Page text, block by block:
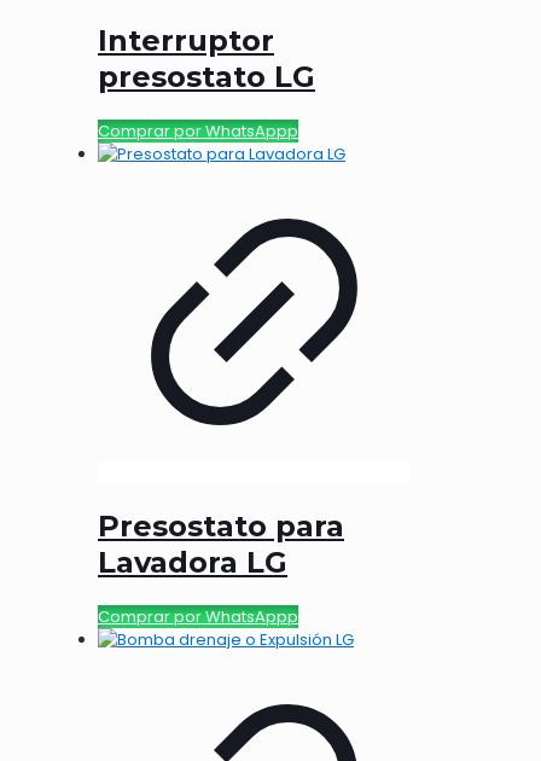
Interruptor
presostato LG
Comprar por WhatsAppp
Presostato para
Lavadora LG
Comprar por WhatsAppp